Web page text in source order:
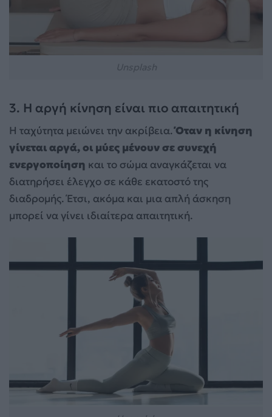
3. Η αργή κίνηση είναι πιο απαιτητική
Η ταχύτητα μειώνει την ακρίβεια.Όταν η κίνηση
γίνεται αργά, οι μύες μένουν σε συνεχή
ενεργοποίηση και το σώμα αναγκάζεται να
διατηρήσει έλεγχο σε κάθε εκατοστό της
διαδρομής. Έτσι, ακόμα και μια απλή άσκηση
μπορεί να γίνει ιδιαίτερα απαιτητική.